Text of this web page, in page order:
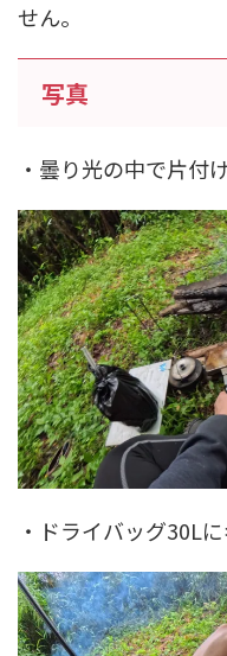
せん。
写真
・曇り光の中で片付
・ドライバッグ30L